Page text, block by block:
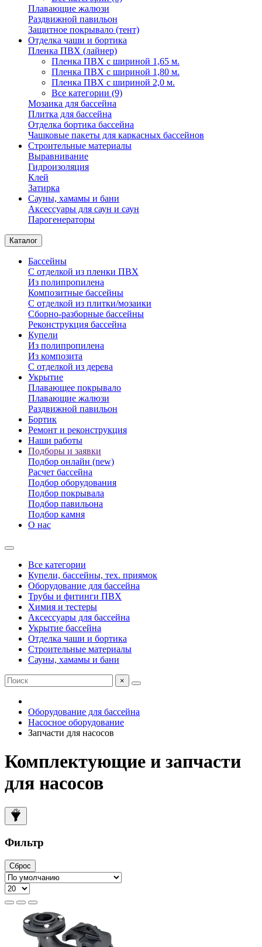
Плавающие жалюзи
Раздвижной павильон
Защитное покрывало (тент)
Отделка чаши и бортика
Пленка ПВХ (лайнер)
Пленка ПВХ с шириной 1,65 м.
Пленка ПВХ с шириной 1,80 м.
Пленка ПВХ с шириной 2,0 м.
Все категории (9)
Мозаика для бассейна
Плитка для бассейна
Отделка бортика бассейна
Чашковые пакеты для каркасных бассейнов
Строительные материалы
Выравнивание
Гидроизоляция
Клей
Затирка
Сауны, хамамы и бани
Аксессуары для саун и саун
Парогенераторы
Каталог
Бассейны
С отделкой из пленки ПВХ
Из полипропилена
Композитные бассейны
С отделкой из плитки/мозаики
Сборно-разборные бассейны
Реконструкция бассейна
Купели
Из полипропилена
Из композита
С отделкой из дерева
Укрытие
Плавающее покрывало
Плавающие жалюзи
Раздвижной павильон
Бортик
Ремонт и реконструкция
Наши работы
Подборы и заявки
Подбор онлайн (new)
Расчет бассейна
Подбор оборудования
Подбор покрывала
Подбор павильона
Подбор камня
О нас
Все категории
Купели, бассейны, тех. приямок
Оборудование для бассейна
Трубы и фитинги ПВХ
Химия и тестеры
Аксессуары для бассейна
Укрытие бассейна
Отделка чаши и бортика
Строительные материалы
Сауны, хамамы и бани
×
Оборудование для бассейна
Насосное оборудование
Запчасти для насосов
Комплектующие и запчасти
для насосов
Фильтр
Сброс